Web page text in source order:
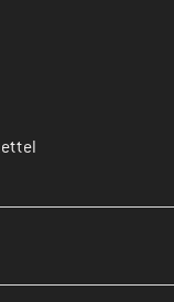
im nächsten